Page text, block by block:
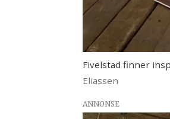
Fivelstad finner
Eliassen
ANNONSE